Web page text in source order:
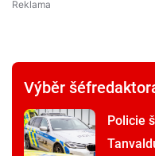
Výběr
Policie